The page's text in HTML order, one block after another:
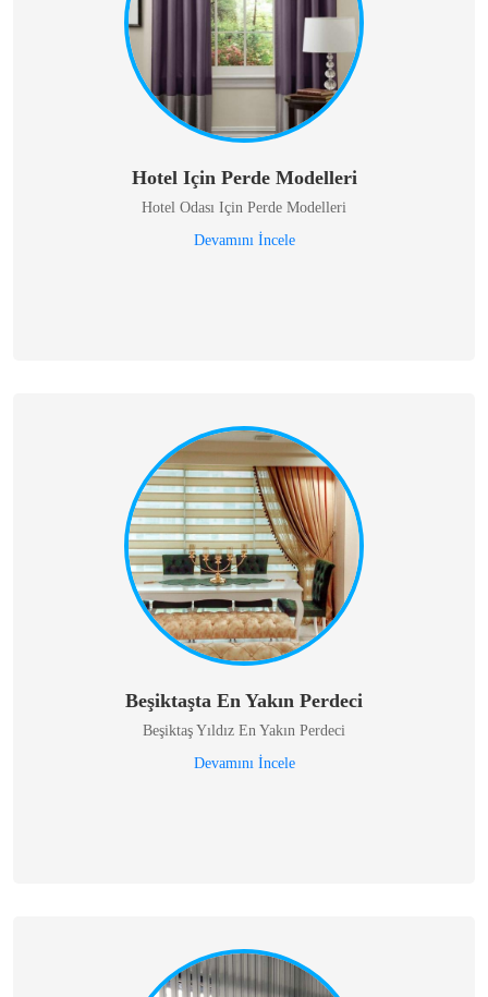
Hotel Için Perde Modelleri
Hotel Odası Için Perde Modelleri
Devamını İncele
Beşiktaşta En Yakın Perdeci
Beşiktaş Yıldız En Yakın Perdeci
Devamını İncele